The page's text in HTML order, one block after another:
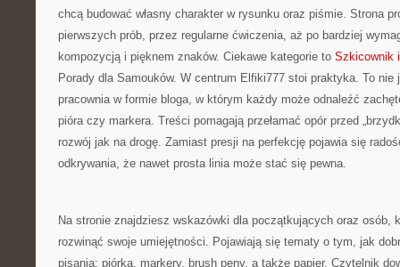
chcą budować własny charakter w rysunku oraz piśmie. Strona
pierwszych prób, przez regularne ćwiczenia, aż po bardziej
kompozycją i pięknem znaków. Ciekawe kategorie to Szkicownik
Porady dla Samouków. W centrum Elfiki777 stoi praktyka. To
pracownia w formie bloga, w którym każdy może odnaleźć
pióra czy markera. Treści pomagają przełamać opór przed
rozwój jak na drogę. Zamiast presji na perfekcję pojawia się
odkrywania, że nawet prosta linia może stać się pewna.
Na stronie znajdziesz wskazówki dla początkujących oraz osób,
rozwinąć swoje umiejętności. Pojawiają się tematy o tym, jak
pisania: piórka, markery, brush peny, a także papier. Czytelnik